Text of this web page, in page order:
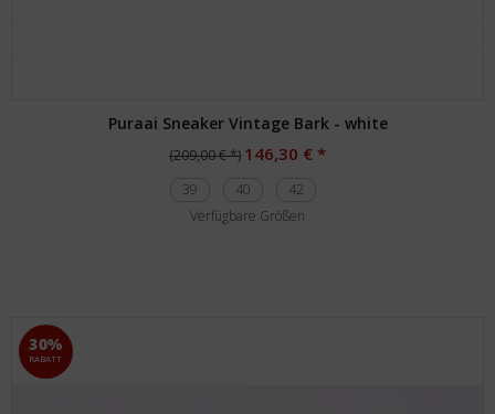
Puraai Sneaker Vintage Bark - white
(209,00 € *) 146,30 € *
39 40
42
Verfügbare Größen
30%
RABATT